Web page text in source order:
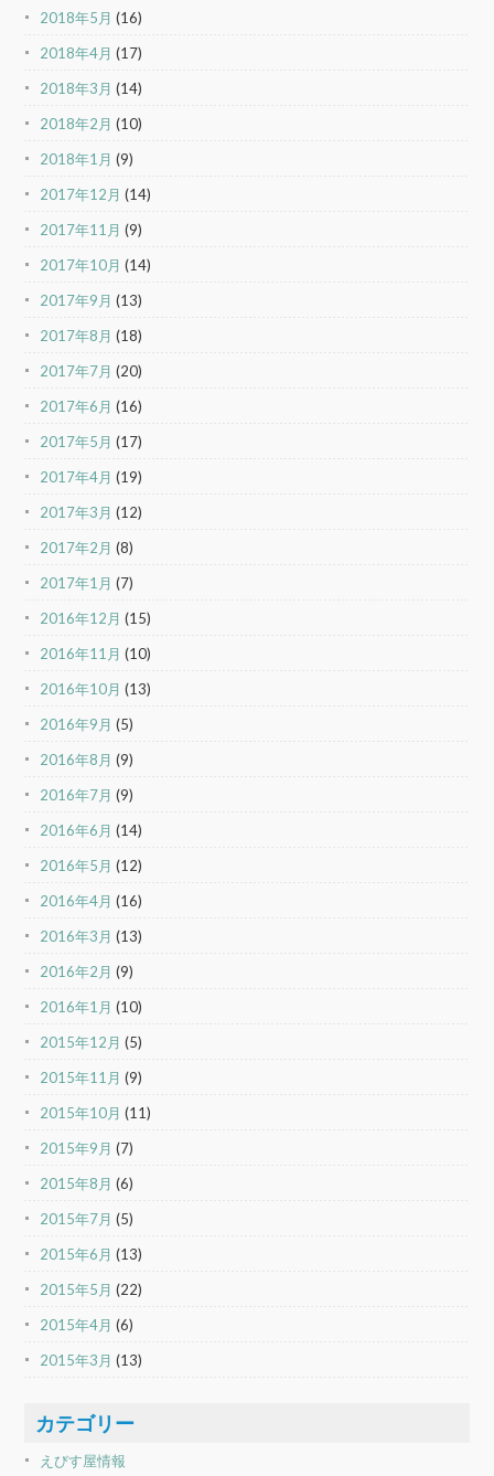
2018年5月 (16)
2018年4月 (17)
2018年3月 (14)
2018年2月 (10)
2018年1月 (9)
2017年12月 (14)
2017年11月 (9)
2017年10月 (14)
2017年9月 (13)
2017年8月 (18)
2017年7月 (20)
2017年6月 (16)
2017年5月 (17)
2017年4月 (19)
2017年3月 (12)
2017年2月 (8)
2017年1月 (7)
2016年12月 (15)
2016年11月 (10)
2016年10月 (13)
2016年9月 (5)
2016年8月 (9)
2016年7月 (9)
2016年6月 (14)
2016年5月 (12)
2016年4月 (16)
2016年3月 (13)
2016年2月 (9)
2016年1月 (10)
2015年12月 (5)
2015年11月 (9)
2015年10月 (11)
2015年9月 (7)
2015年8月 (6)
2015年7月 (5)
2015年6月 (13)
2015年5月 (22)
2015年4月 (6)
2015年3月 (13)
カテゴリー
えびす屋情報